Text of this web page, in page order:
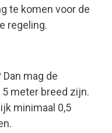
te komen voor de
regeling.
mag de
meter breed zijn.
minimaal 0,5